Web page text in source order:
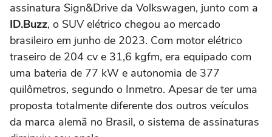
assinatura Sign&Drive da Volkswagen, junto com a
ID.Buzz, o SUV elétrico chegou ao mercado
brasileiro em junho de 2023. Com motor elétrico
traseiro de 204 cv e 31,6 kgfm, era equipado com
uma bateria de 77 kW e autonomia de 377
quilômetros, segundo o Inmetro. Apesar de ter uma
proposta totalmente diferente dos outros veículos
da marca alemã no Brasil, o sistema de assinaturas